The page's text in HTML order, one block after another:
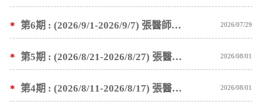
* 第6期 : (2026/9/1-2026/9/7) 張醫師親自培訓手法 廣州基礎班7 天錄取名單公告 2026/07/29
* 第5期 : (2026/8/21-2026/8/27) 張醫師親自培訓手法 廣州基礎班7 天錄取名單公告 2026/08/01
* 第4期 : (2026/8/11-2026/8/17) 張醫師親自培訓手法 廣州基礎班7 天錄取名單公告 2026/08/01